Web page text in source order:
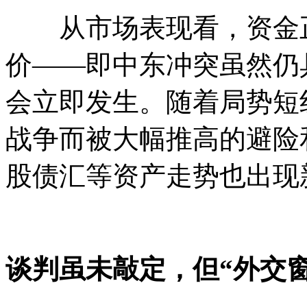
从市场表现看，资金
价——即中东冲突虽然仍
会立即发生。随着局势
战争而被大幅推高的避
股债汇等资产走势也出
谈判虽未敲定，但“外交